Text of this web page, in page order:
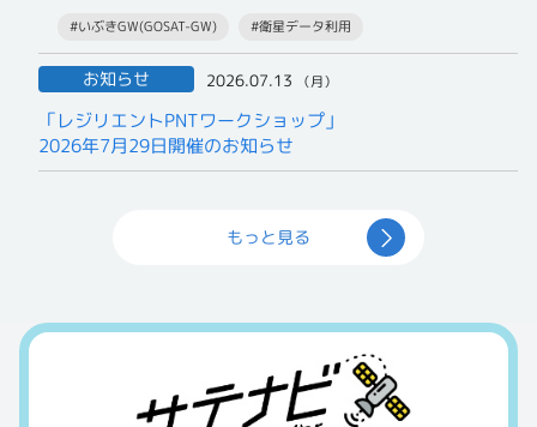
一般提供開始について
#いぶきGW(GOSAT-GW) #衛星データ利用
お知らせ 2026.07.13 （月）
「レジリエントPNTワークショップ」
2026年7月29日開催のお知らせ
もっと見る